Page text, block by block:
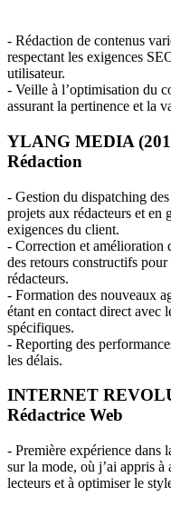
- Rédaction de contenus
respectant les exigences
utilisateur.
- Veille à l’optimisation du
assurant la pertinence et la
YLANG MEDIA
Rédaction
- Gestion du dispatching
projets aux rédacteurs et en
exigences du client.
- Correction et amélioration
des retours constructifs
rédacteurs.
- Formation des nouveaux
étant en contact direct avec
spécifiques.
- Reporting des
les délais.
INTERNET
Rédactrice Web
- Première expérience dans
sur la mode, où j’ai appris à
lecteurs et à optimiser le